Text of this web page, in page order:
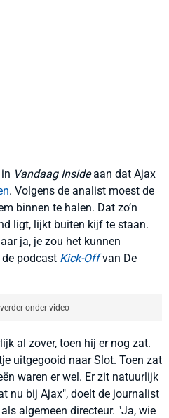
Vandaag Insideaan dat Ajax
. Volgens de analist moest de
binnen te halen. Dat zo’n
ligt, lijkt buiten kijf te staan.
ja, je zou het kunnen
de podcast Kick-Offvan De
onder video
al zover, toen hij er nog zat.
uitgegooid naar Slot. Toen zat
waren er wel. Er zit natuurlijk
nu bij Ajax", doelt de journalist
algemeen directeur. "Ja, wie